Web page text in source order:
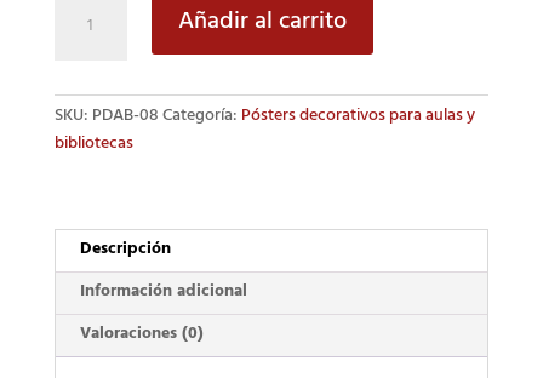
Vocales
Añadir al carrito
SKU:PDAB-08Categoría:Pósters decorativos para aulas y
bibliotecas
Descripción
Información adicional
Valoraciones (0)